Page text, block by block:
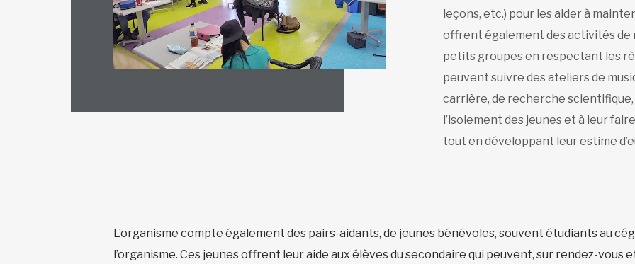
leçons, etc.) pour les aider à
offrent également des activités
petits groupes en respectant les
peuvent suivre des ateliers de
carrière, de recherche
l’isolement des jeunes et à leur
tout en développant leur estime
L’organisme compte également des pairs-aidants, de jeunes bénévoles, souvent étudiants au
l’organisme. Ces jeunes offrent leur aide aux élèves du secondaire qui peuvent, sur rendez-vous